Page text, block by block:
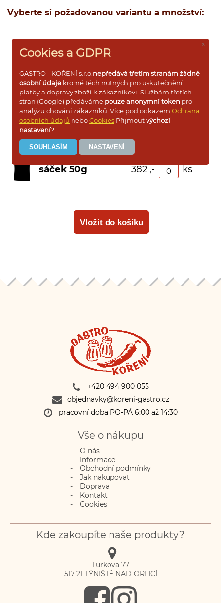
Přihlášení pro VO
Vyberte si požadovanou variantu a množství:
sáček 1kg
sáček 500g 2 801 ,-
sáček 250g 1 529 ,- ks
sáček 100g 662 ,-
sáček 50g 382 ,- ks
+420 494 900 055
objednavky@koreni-gastro.cz
pracovní doba PO-PÁ 6:00 až 14:30
Vše o nákupu
O nás
Informace
Obchodní podmínky
Jak nakupovat
Doprava
Kontakt
Cookies
Kde zakoupíte naše produkty?
Turkova 77
517 21 TÝNIŠTĚ NAD ORLICÍ
x
Cookies a GDPR
GASTRO - KOŘENÍ s.r.o.nepředává třetím stranám žádné
osobní údaje kromě těch nutných pro uskutečnění
platby a dopravy zboží k zákazníkovi. Službám třetích
stran (Google) předáváme pouze anonymní token pro
analýzu chování zákazníků. Více pod odkazem Ochrana
osobních údajů neboCookies Přijmoutvýchozí
nastavení?